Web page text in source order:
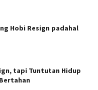
Hobi Resign padahal
tapi Tuntutan Hidup